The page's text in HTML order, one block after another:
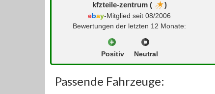
kfzteile-zentrum ( )
ebay-Mitglied seit 08/2006
Bewertungen der letzten 12 Monate:
Positiv Neutral
Passende Fahrzeuge: